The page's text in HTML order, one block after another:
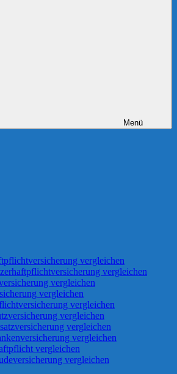
Menü
vergleichen
vergleichen
vergleichen
vergleichen
vergleichen
vergleichen
vergleichen
vergleichen
vergleichen
vergleichen